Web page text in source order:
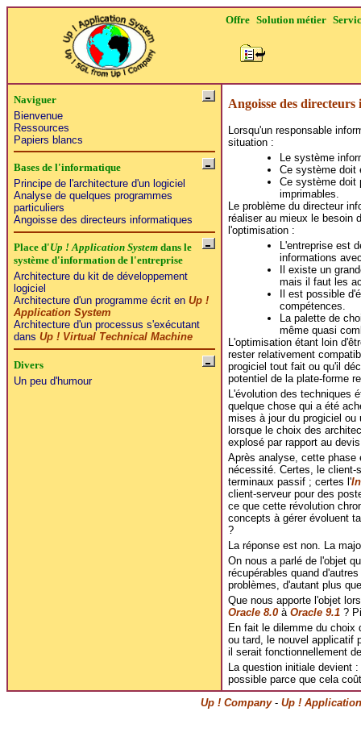
Offre Solution métier
Naviguer
Bienvenue
Ressources
Papiers blancs
Bases de l'informatique
Principe de l'architecture d'un logiciel
Analyse de quelques programmes
particuliers
Angoisse des directeurs informatiques
Place d'Up ! Application Systemdans le
système d'information de l'entreprise
Architecture du kit de développement
logiciel
Architecture d'un programme écrit en Up !
Application System
Architecture d'un processus s'exécutant
dans Up ! Virtual Technical Machine
Divers
Un peu d'humour
Angoisse des
Lorsqu'un responsable
situation :
Le système
Ce système doit
Ce système doit
imprimables.
Le problème du directeur
réaliser au mieux le besoin
l'optimisation :
L'entreprise est
informations
Il existe un
mais il faut les
Il est possible
compétences.
La palette de
même quasi
L'optimisation étant loin
rester relativement
progiciel tout fait ou qu'il
potentiel de la plate-forme
L'évolution des techniques
quelque chose qui a été
mises à jour du progiciel
lorsque le choix des
explosé par rapport au
Après analyse, cette phase
nécessité. Certes, le client-
terminaux passif ; certes l'
client-serveur pour des
ce que cette révolution
concepts à gérer évoluent
?
La réponse est non. La
On nous a parlé de l'objet
récupérables quand
problèmes, d'autant plus
Que nous apporte l'objet
Oracle 8.0à Oracle 9.1?
En fait le dilemme du choix
ou tard, le nouvel applicatif
il serait fonctionnellement
La question initiale devient
possible parce que cela
Up ! Company- Up !